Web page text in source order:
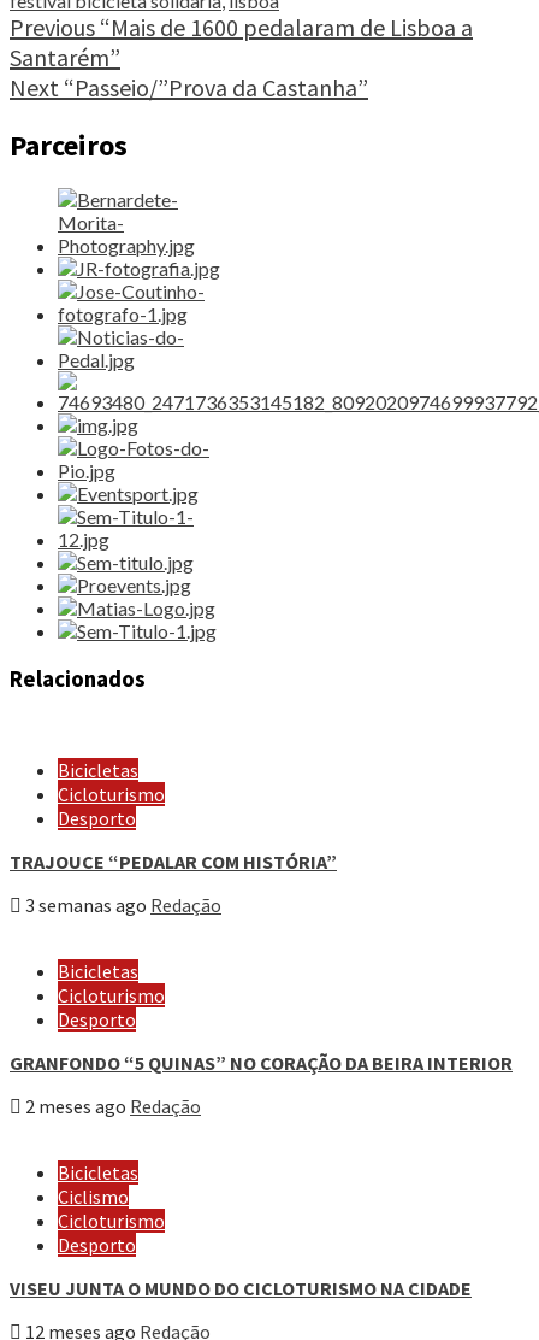
de
alimentos”"
Continue
Reading
Previous “Mais de 1600 pedalaram de Lisboa a
Santarém”
Next “Passeio/”Prova da Castanha”
Parceiros
Relacionados
Bicicletas
Cicloturismo
Desporto
TRAJOUCE “PEDALAR COM HISTÓRIA”
3 semanas ago Redação
Bicicletas
Cicloturismo
Desporto
GRANFONDO “5 QUINAS” NO CORAÇÃO DA BEIRA INTERIOR
2 meses ago Redação
Bicicletas
Ciclismo
Cicloturismo
Desporto
VISEU JUNTA O MUNDO DO CICLOTURISMO NA CIDADE
12 meses ago Redação